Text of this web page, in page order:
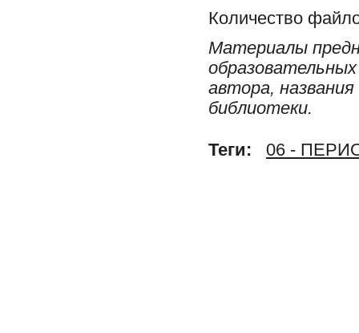
Количество
Материалы
автора,
библиотеки.
Теги: 06 -